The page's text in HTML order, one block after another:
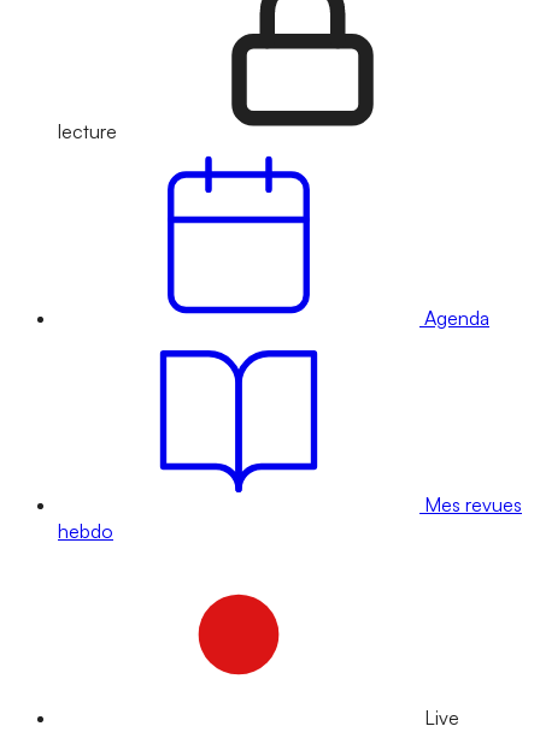
lecture
Agenda
Mes revues
hebdo
Live